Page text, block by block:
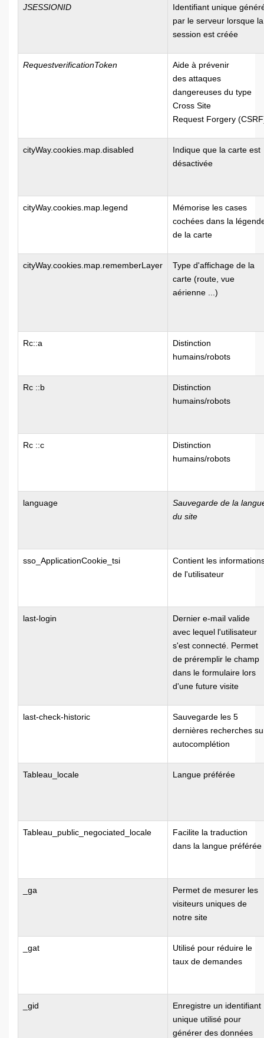
JSESSIONID
Identifiant unique
par le serveur lorsque la
session est créée
RequestverificationToken
Aide à prévenir
des attaques
dangereuses du type
Cross Site
Request Forgery
cityWay.cookies.map.disabled
Indique que la carte est
désactivée
cityWay.cookies.map.legend
Mémorise les cases
cochées dans la
de la carte
cityWay.cookies.map.rememberLayer
Type d'affichage de la
carte (route, vue
aérienne ...)
Rc::a
Distinction
humains/robots
Rc ::b
Distinction
humains/robots
Rc ::c
Distinction
humains/robots
language
Sauvegarde de la
du site
sso_ApplicationCookie_tsi
Contient les
de l'utilisateur
last-login
Dernier e-mail valide
avec lequel l'utilisateur
s'est connecté. Permet
de préremplir le champ
dans le formulaire lors
d'une future visite
last-check-historic
Sauvegarde les 5
dernières recherches
autocomplétion
Tableau_locale Langue préférée
Tableau_public_negociated_locale
Facilite la traduction
dans la langue préférée
_ga
Permet de mesurer les
visiteurs uniques de
notre site
_gat
Utilisé pour réduire le
taux de demandes
_gid
Enregistre un identifiant
unique utilisé pour
générer des données